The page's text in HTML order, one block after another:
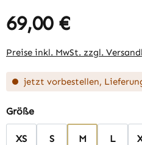
Regulärer Preis:
69,00 €
Preise inkl. MwSt. zzgl.
jetzt vorbestellen,
Größeauswählen
XS S M L